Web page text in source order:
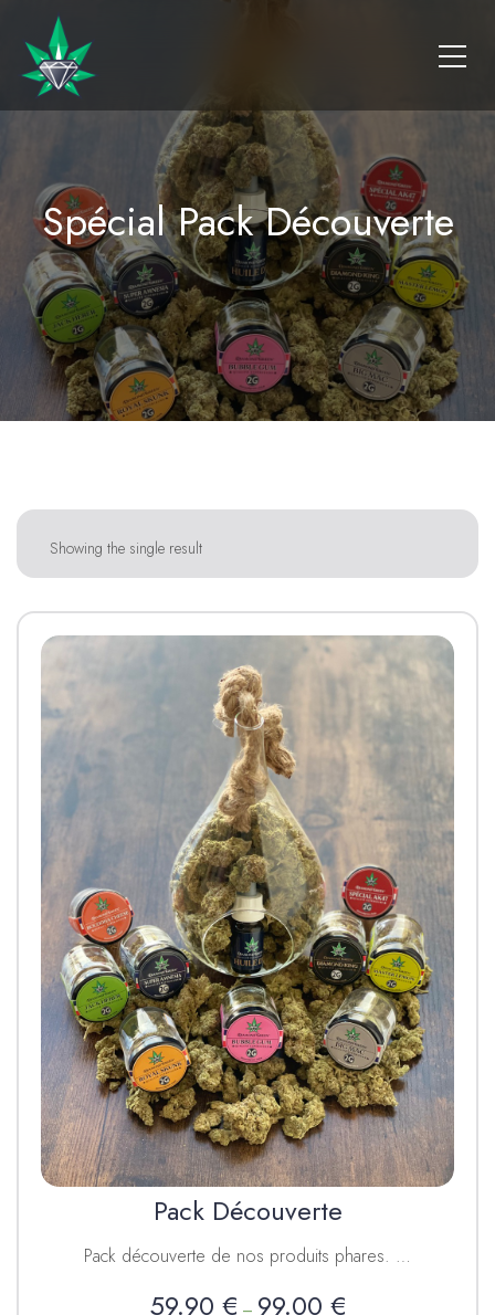
Spécial Pack Découverte
Showing the single result
Pack Découverte
Pack découverte de nos produits phares. …
59.90 € – 99.00 €